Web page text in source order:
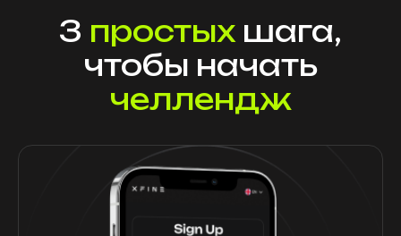
3 простых шага,
чтобы начать
челлендж